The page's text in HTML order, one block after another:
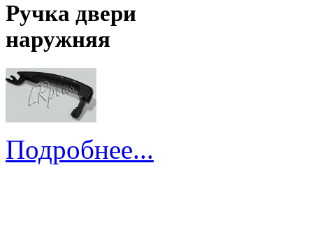
Ручка двери
наружняя
Подробнее...